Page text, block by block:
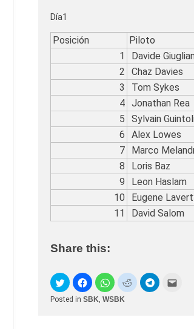
Día1
Posición Piloto
1
Davide
2
Chaz Davies
3
Tom Sykes
4 Jonathan Rea
5
Sylvain
6
Alex Lowes
7
Marco
8
Loris Baz
9
Leon Haslam
10
Eugene
11
David Salom
Share this:
Posted in SBK, WSBK